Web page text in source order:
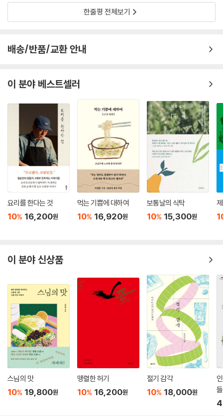
한줄평 전체보기
배송/반품/교환 안내
이 분야 베스트셀러
요리를 한다는 것
10% 16,200원
먹는 기쁨에 대하여
10% 16,920원
보통날의 식탁
10% 15,300원
이 분야 신상품
스님의 맛
10% 19,800원
맹렬한 허기
10% 16,200원
절기 감각
10% 18,000원